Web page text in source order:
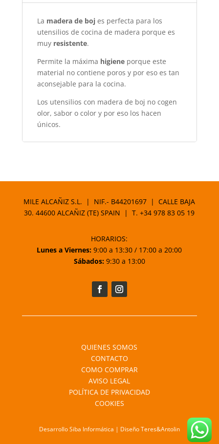
La madera de bojes perfecta para los
utensilios de cocina de madera porque es
muy resistente.
Permite la máxima higieneporque este
material no contiene poros y por eso es tan
aconsejable para la cocina.
Los utensilios con madera de boj no cogen
olor, sabor o color y por eso los hacen
únicos.
MILE ALCAÑIZ S.L. | NIF.- B44201697 | CALLE BAJA
30. 44600 ALCAÑIZ (TE) SPAIN | T.+34 978 83 05 19
HORARIOS:
Lunes a Viernes: 9:00 a 13:30 / 17:00 a 20:00
Sábados:9:30 a 13:00
QUIENES SOMOS
CONTACTO
COMO COMPRAR
AVISO LEGAL
POLÍTICA DE PRIVACIDAD
COOKIES
Desarrollo Siba Informática | Diseño Teres&Antolin